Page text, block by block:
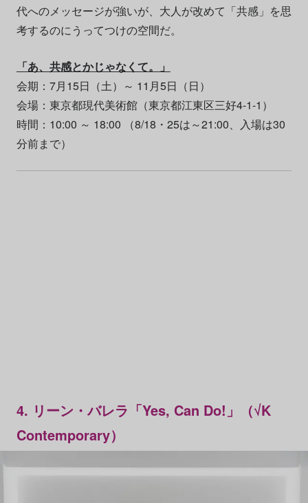
代へのメッセージが強いが、大人が改めて「共感」を思
考するのにうってつけの空間だ。
「あ、共感とかじゃなくて。」
会期：7月15日（土）～ 11月5日（日）
会場：東京都現代美術館（東京都江東区三好4-1-1）
時間：10:00 ～ 18:00 （8/18・25は～21:00、入場は30
分前まで）
4. リーン・バレラ「Yes, Can Do!」（√K
Contemporary）